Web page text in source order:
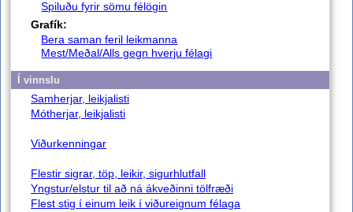
Spiluðu fyrir sömu félögin
Grafík:
Bera saman feril leikmanna
Mest/Meðal/Alls gegn hverju félagi
Í vinnslu
Samherjar, leikjalisti
Mótherjar, leikjalisti
Viðurkenningar
Flestir sigrar, töp, leikir, sigurhlutfall
Yngstur/elstur til að ná ákveðinni tölfræði
Flest stig í einum leik í viðureignum félaga